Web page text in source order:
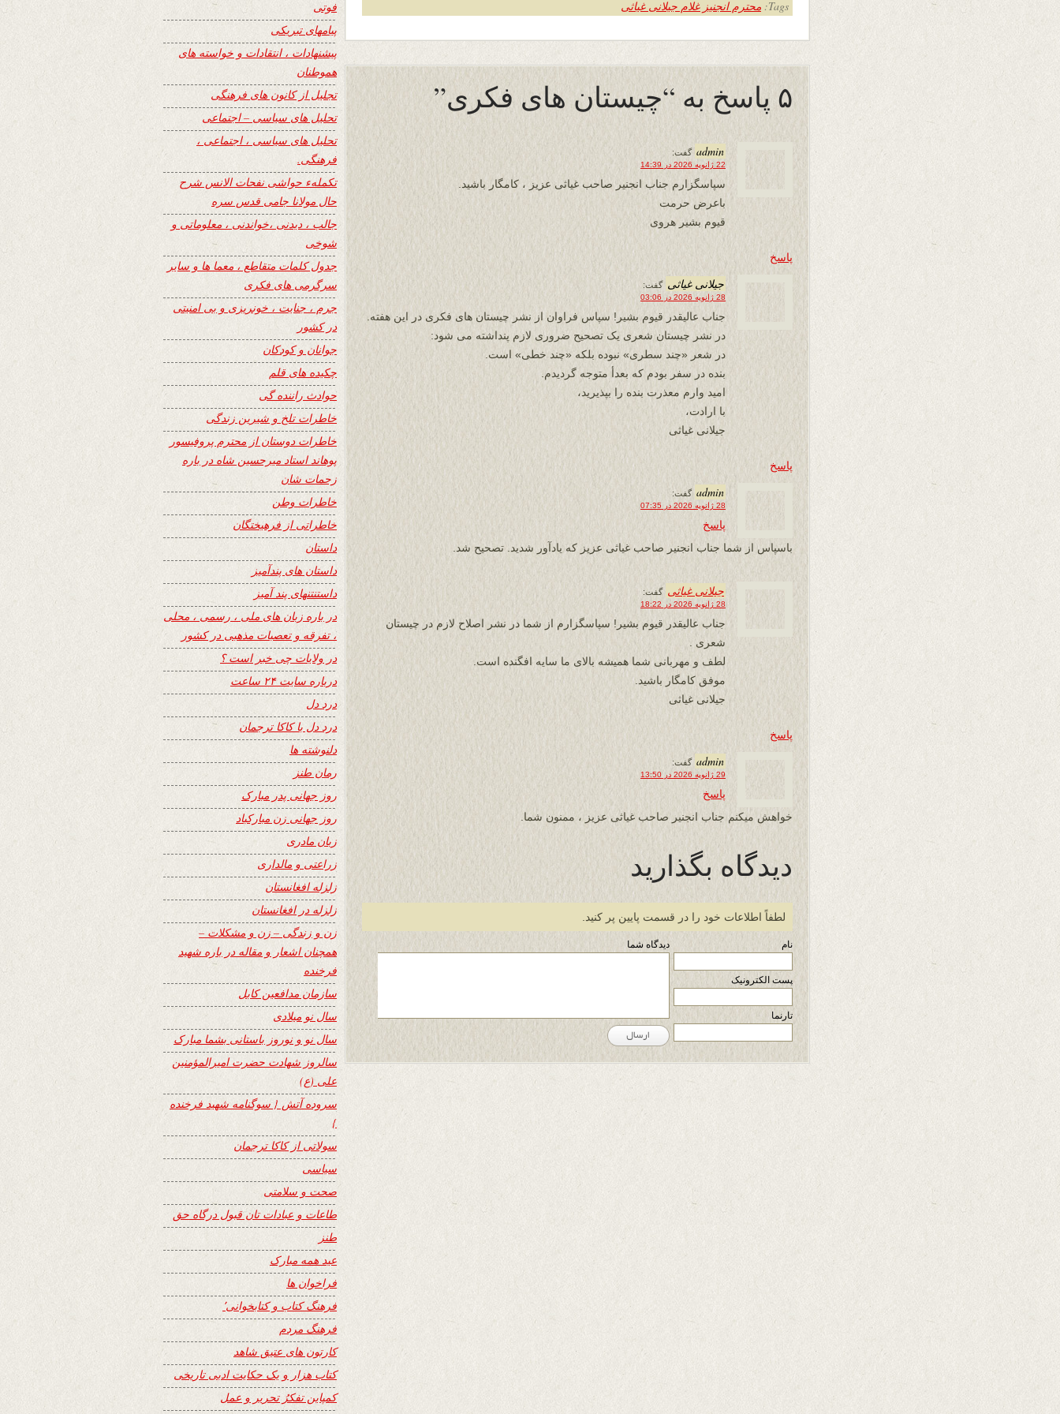
Tags: محترم انجنیز غلام جیلانی غیاثی
۵ پاسخ به “چیستان های فکری”
admin گفت:
22 ژانویه 2026 در 14:39
سپاسگزارم جناب انجنیر صاحب غیاثی عزیز ، کامگار باشید.
باعرض حرمت
قیوم بشیر هروی
پاسخ
جیلانی غیاثی گفت:
28 ژانویه 2026 در 03:06
جناب عالیقدر قیوم بشیر! سپاس فراوان از نشر چیستان های فکری در این هفته.
در نشر چیستان شعری یک تصحیح ضروری لازم پنداشته می شود:
در شعر «چند سطری» نبوده بلکه «چند خطی» است.
بنده در سفر بودم که بعدأ متوجه گردیدم.
امید وارم معذرت بنده را بپذیرید،
با ارادت،
جیلانی غیاثی
پاسخ
admin گفت:
28 ژانویه 2026 در 07:35
باسپاس از شما جناب انجنیر صاحب غیاثی عزیز که یادآور شدید. تصحیح شد.
پاسخ
جیلانی غیاثی گفت:
28 ژانویه 2026 در 18:22
جناب عالیقدر قیوم بشیر! سپاسگزارم از شما در نشر اصلاح لازم در چیستان
شعری .
لطف و مهربانی شما همیشه بالای ما سایه افگنده است.
موفق کامگار باشید.
جیلانی غیاثی
پاسخ
admin گفت:
29 ژانویه 2026 در 13:50
خواهش میکنم جناب انجنیر صاحب غیاثی عزیز ، ممنون شما.
پاسخ
دیدگاه بگذارید
لطفاً اطلاعات خود را در قسمت پایین پر کنید.
نام
پست الکترونیک
تارنما
دیدگاه شما
فوتی
پیامهای تبریکی
پیشنهادات ، انتقادات و خواسته های
هموطنان
تجلیل از کانون های فرهنگی
تحلیل های سیاسی – اجتماعی
تحلیل های سیاسی ، اجتماعی ،
فرهنگی.
تکملهء حواشی نفحات الانس شرح
حال مولانا جامی قدس سره
جالب ، دیدنی ،خواندنی ، معلوماتی و
شوخی
جدول کلمات متقاطع ، معما ها و سایر
سرگرمی های فکری
جرم ، جنایت ، خونریزی و بی امنیتی
در کشور
جوانان و کودکان
چکیده های قلم
حوادث راننده گی
خاطرات تلخ و شیرین زندگی
خاطرات دوستان از محترم پروفیسور
پوهاند استاد میرحسین شاه در باره
زحمات شان
خاطرات وطن
خاطراتی از فرهیختگان
داستان
داستان های پندآمیز
داستنتنهای پند آمیز
در باره زبان های ملی ، رسمی ، محلی
، تفرقه و تعصبات مذهبی در کشور
در ولایات چی خبر است ؟
درباره سایت ۲۴ ساعت
درد دل
درد دل با کاکا ترجمان
دلنوشته ها
رمان طنز
روز جهانی پدر مبارک
روز جهانی زن مبارکباد
زبان مادری
زراعتی و مالداری
زلزله افغانستان
زلزله در افغانستان
زن و زندگی – زن و مشکلات –
همچنان اشعار و مقاله در باره شهید
فرخنده
سازمان مدافعین کابل
سال نو میلادی
سال نو و نوروز باستانی بشما مبارک
سالروز شهادت حضرت امیرالمؤمنین
علی (ع)
سروده آتش { سوگنامه شهید فرخنده
}
سولاتی از کاکا ترجمان
سیاسی
صحت و سلامتی
طاعات و عبادات تان قبول درگاه حق
طنز
عید همه مبارک
فراخوان ها
فرهنگ کتاب و کتابخوانی٬
فرهنگ مردم
کارتون های عتیق شاهد
کتاب هزار و یک حکایت ادبی تاریخی
کمپاین تفکرُ تحریر و عمل